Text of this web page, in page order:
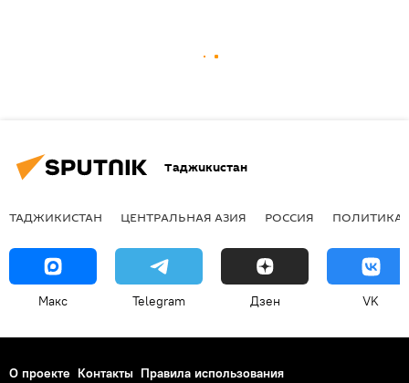
Таджикистан
ТАДЖИКИСТАН ЦЕНТРАЛЬНАЯ АЗИЯ РОССИЯ ПОЛИТИКА
Макс Telegram Дзен VK
О проекте Контакты Правила использования